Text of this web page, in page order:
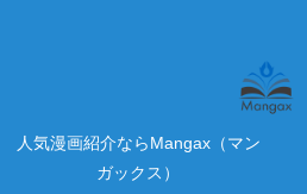
人気漫画紹介ならMangax（マン
ガックス）